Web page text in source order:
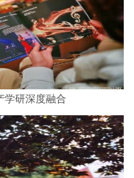
学研深度融合